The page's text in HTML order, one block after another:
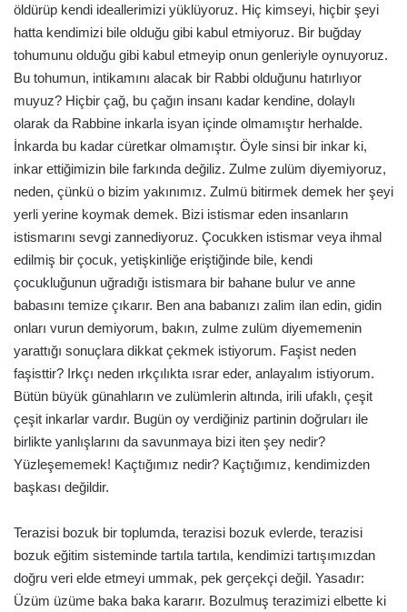
öldürüp kendi ideallerimizi yüklüyoruz. Hiç kimseyi, hiçbir şeyi
hatta kendimizi bile olduğu gibi kabul etmiyoruz. Bir buğday
tohumunu olduğu gibi kabul etmeyip onun genleriyle oynuyoruz.
Bu tohumun, intikamını alacak bir Rabbi olduğunu hatırlıyor
muyuz? Hiçbir çağ, bu çağın insanı kadar kendine, dolaylı
olarak da Rabbine inkarla isyan içinde olmamıştır herhalde.
İnkarda bu kadar cüretkar olmamıştır. Öyle sinsi bir inkar ki,
inkar ettiğimizin bile farkında değiliz. Zulme zulüm diyemiyoruz,
neden, çünkü o bizim yakınımız. Zulmü bitirmek demek her şeyi
yerli yerine koymak demek. Bizi istismar eden insanların
istismarını sevgi zannediyoruz. Çocukken istismar veya ihmal
edilmiş bir çocuk, yetişkinliğe eriştiğinde bile, kendi
çocukluğunun uğradığı istismara bir bahane bulur ve anne
babasını temize çıkarır. Ben ana babanızı zalim ilan edin, gidin
onları vurun demiyorum, bakın, zulme zulüm diyememenin
yarattığı sonuçlara dikkat çekmek istiyorum. Faşist neden
faşisttir? Irkçı neden ırkçılıkta ısrar eder, anlayalım istiyorum.
Bütün büyük günahların ve zulümlerin altında, irili ufaklı, çeşit
çeşit inkarlar vardır. Bugün oy verdiğiniz partinin doğruları ile
birlikte yanlışlarını da savunmaya bizi iten şey nedir?
Yüzleşememek! Kaçtığımız nedir? Kaçtığımız, kendimizden
başkası değildir.
Terazisi bozuk bir toplumda, terazisi bozuk evlerde, terazisi
bozuk eğitim sisteminde tartıla tartıla, kendimizi tartışımızdan
doğru veri elde etmeyi ummak, pek gerçekçi değil. Yasadır:
Üzüm üzüme baka baka kararır. Bozulmuş terazimizi elbette ki